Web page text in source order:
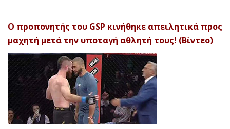
Ο προπονητής του GSP κινήθηκε απειλητικά προς
μαχητή μετά την υποταγή αθλητή τους! (Βίντεο)